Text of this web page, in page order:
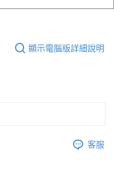
顯示電腦版詳細說明
客服